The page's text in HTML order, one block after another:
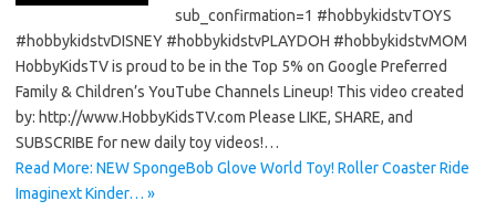
sub_confirmation=1 #hobbykidstvTOYS
#hobbykidstvDISNEY #hobbykidstvPLAYDOH #hobbykidstvMOM
HobbyKidsTV is proud to be in the Top 5% on Google Preferred
Family & Children’s YouTube Channels Lineup! This video created
by: http://www.HobbyKidsTV.com Please LIKE, SHARE, and
SUBSCRIBE for new daily toy videos!…
Read More: NEW SpongeBob Glove World Toy! Roller Coaster Ride
Imaginext Kinder… »